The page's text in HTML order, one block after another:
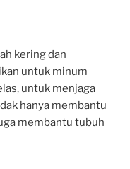
kering dan
untuk minum
untuk menjaga
hanya membantu
membantu tubuh